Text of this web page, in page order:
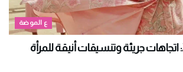
ع الموضة
موضة صيف 2026: اتجاهات جريئة وتنسيقات أنيقة للمرأة